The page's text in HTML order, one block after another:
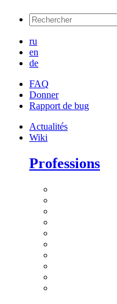
ru
en
de
FAQ
Donner
Rapport de bug
Actualités
Wiki
Professions